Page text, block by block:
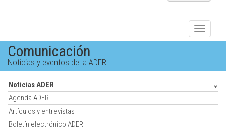
Alternar
Comunicación
Noticias y eventos de la ADER
Noticias ADER
Agenda ADER
Artículos y entrevistas
Boletín electrónico ADER